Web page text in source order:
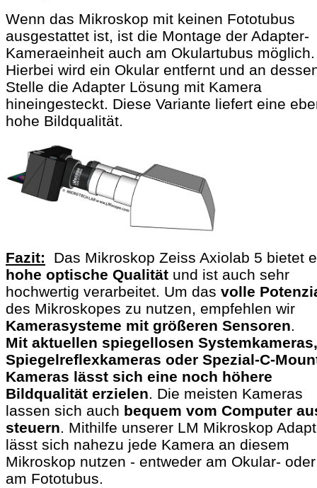
Wenn das Mikroskop mit keinen Fototubus
ausgestattet ist, ist die Montage der Adapter-
Kameraeinheit auch am Okulartubus möglich.
Hierbei wird ein Okular entfernt und an
Stelle die Adapter Lösung mit Kamera
hineingesteckt. Diese Variante liefert eine
hohe Bildqualität.
Fazit: Das Mikroskop Zeiss Axiolab 5 bietet
hohe optische Qualität und ist auch sehr
hochwertig verarbeitet. Um das volle
des Mikroskopes zu nutzen, empfehlen wir
Kamerasysteme mit größeren Sensoren.
Mit aktuellen spiegellosen
Spiegelreflexkameras oder Spezial-C-
Kameras lässt sich eine noch höhere
Bildqualität erzielen. Die meisten Kameras
lassen sich auch bequem vom Computer
steuern. Mithilfe unserer LM Mikroskop
lässt sich nahezu jede Kamera an diesem
Mikroskop nutzen - entweder am Okular- oder
am Fototubus.